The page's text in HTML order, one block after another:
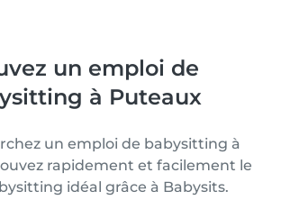
un emploi de
à Puteaux
un emploi de babysitting à
rapidement et facilement le
idéal grâce à Babysits.